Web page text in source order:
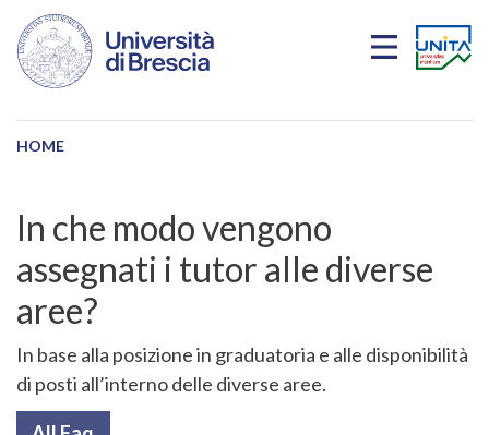
Skip to main content
HOME
In che modo vengono
assegnati i tutor alle diverse
aree?
In base alla posizione in graduatoria e alle disponibilità
di posti all’interno delle diverse aree.